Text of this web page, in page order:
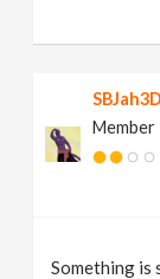
SBJah3D
Member
Something is